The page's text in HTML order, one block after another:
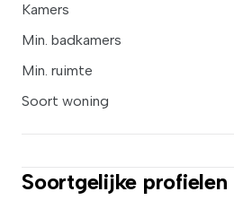
Kamers
Min. badkamers
Min. ruimte
Soort woning
Soortgelijke profielen